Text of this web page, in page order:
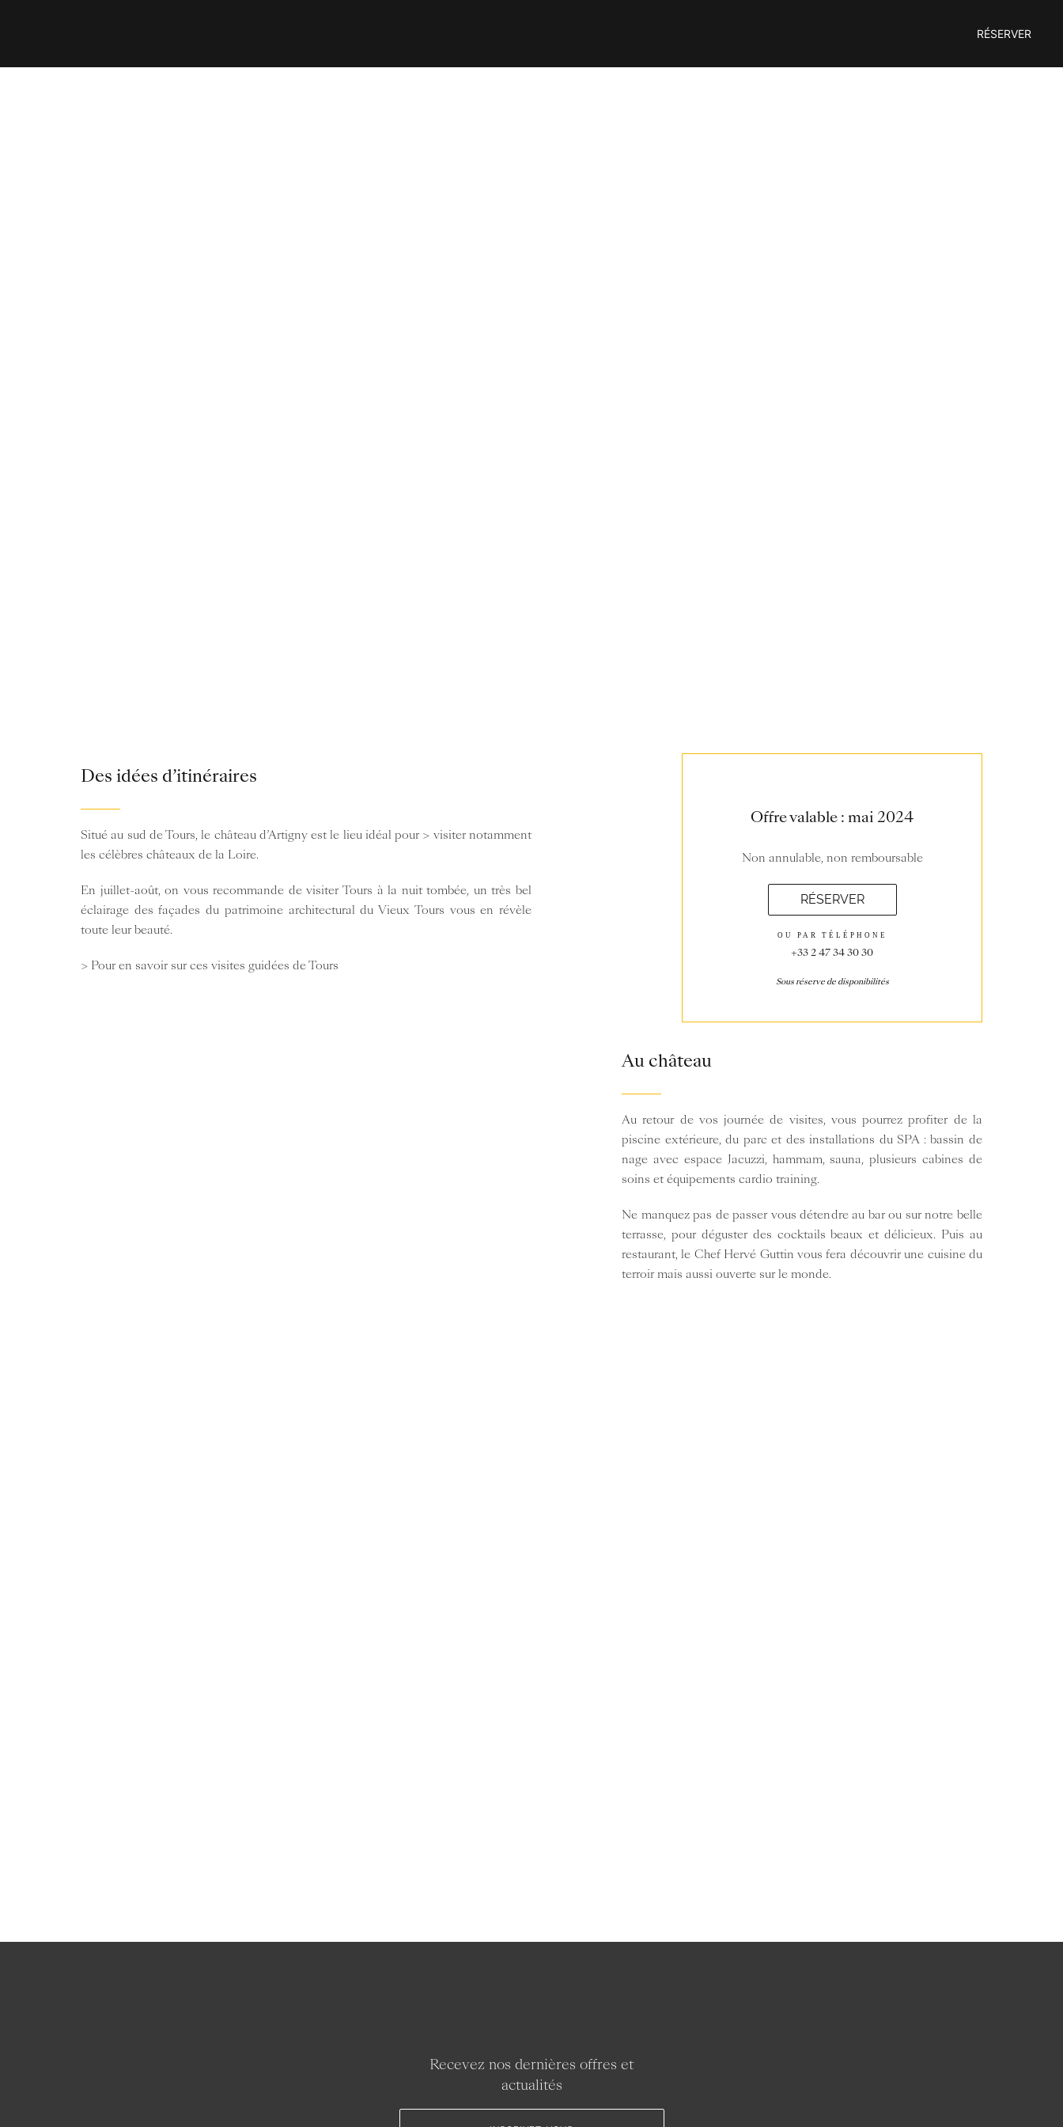
RÉSERVER
Des idées d’itinéraires
Situé au sud de Tours, le château d’Artigny est le lieu idéal pour > visiter notamment
les célèbres châteaux de la Loire.
En juillet-août, on vous recommande de visiter Tours à la nuit tombée, un très bel
éclairage des façades du patrimoine architectural du Vieux Tours vous en révèle
toute leur beauté.
> Pour en savoir sur ces visites guidées de Tours
Offre valable : mai 2024
Non annulable, non remboursable
RÉSERVER
OU PAR TÉLÉPHONE
+33 2 47 34 30 30
Sous réserve de disponibilités
Au château
Au retour de vos journée de visites, vous pourrez profiter de la
piscine extérieure, du parc et des installations du SPA : bassin de
nage avec espace Jacuzzi, hammam, sauna, plusieurs cabines de
soins et équipements cardio training.
Ne manquez pas de passer vous détendre au bar ou sur notre belle
terrasse, pour déguster des cocktails beaux et délicieux. Puis au
restaurant, le Chef Hervé Guttin vous fera découvrir une cuisine du
terroir mais aussi ouverte sur le monde.
Recevez nos dernières offres et
actualités